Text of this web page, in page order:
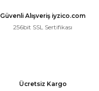
Güvenli Alışveriş iyzico.com
256bit SSL Sertifikası
Ücretsiz Kargo